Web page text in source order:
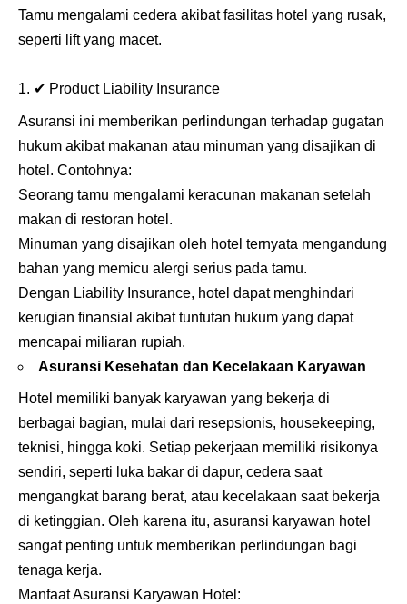
Tamu mengalami cedera akibat fasilitas hotel yang rusak,
seperti lift yang macet.
✔ Product Liability Insurance
Asuransi ini memberikan perlindungan terhadap gugatan
hukum akibat makanan atau minuman yang disajikan di
hotel. Contohnya:
Seorang tamu mengalami keracunan makanan setelah
makan di restoran hotel.
Minuman yang disajikan oleh hotel ternyata mengandung
bahan yang memicu alergi serius pada tamu.
Dengan Liability Insurance, hotel dapat menghindari
kerugian finansial akibat tuntutan hukum yang dapat
mencapai miliaran rupiah.
Asuransi Kesehatan dan Kecelakaan Karyawan
Hotel memiliki banyak karyawan yang bekerja di
berbagai bagian, mulai dari resepsionis, housekeeping,
teknisi, hingga koki. Setiap pekerjaan memiliki risikonya
sendiri, seperti luka bakar di dapur, cedera saat
mengangkat barang berat, atau kecelakaan saat bekerja
di ketinggian. Oleh karena itu, asuransi karyawan hotel
sangat penting untuk memberikan perlindungan bagi
tenaga kerja.
Manfaat Asuransi Karyawan Hotel: